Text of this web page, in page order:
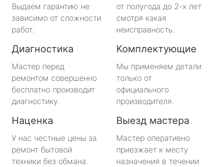
Выдаем гарантию не
зависимо от сложности
работ.
от полугода до 2-х лет
смотря какая
неисправность.
Диагностика
Мастер перед
ремонтом совершенно
бесплатно производит
диагностику.
Комплектующие
Мы применяем детали
только от
официального
производителя.
Наценка
У нас честные цены за
ремонт бытовой
техники без обмана.
Выезд мастера
Мастер оперативно
приезжает к месту
назначения в течении